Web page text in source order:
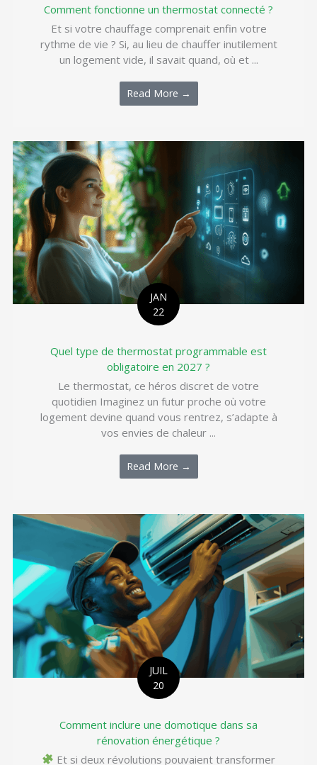
Comment fonctionne un thermostat connecté ?
Et si votre chauffage comprenait enfin votre
rythme de vie ? Si, au lieu de chauffer inutilement
un logement vide, il savait quand, où et ...
Read More →
JAN
22
Quel type de thermostat programmable est
obligatoire en 2027 ?
Le thermostat, ce héros discret de votre
quotidien Imaginez un futur proche où votre
logement devine quand vous rentrez, s’adapte à
vos envies de chaleur ...
Read More →
JUIL
20
Comment inclure une domotique dans sa
rénovation énergétique ?
Et si deux révolutions pouvaient transformer